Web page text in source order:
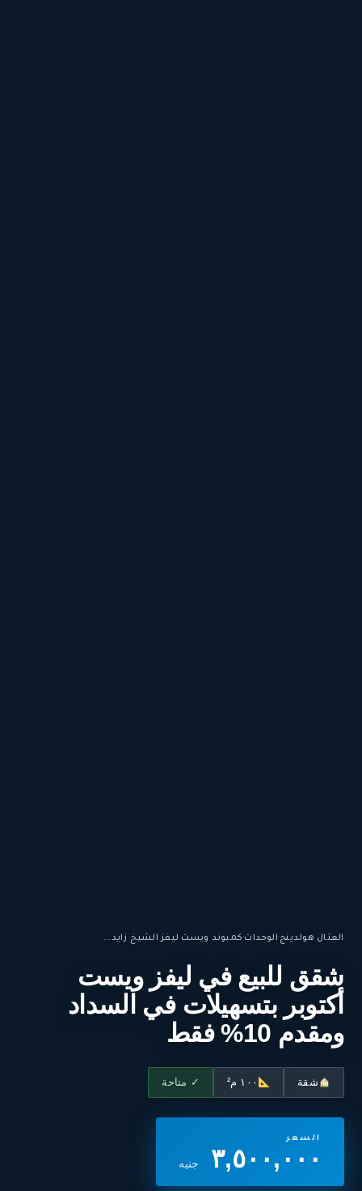
العتال هولدينج·الوحدات·كمبوند ويست ليفز الشيخ زايد...
شقق للبيع في ليفز ويست
أكتوبر بتسهيلات في السداد
ومقدم 10% فقط
شقة ١٠٠ م² ✓ متاحة
السعر
٣,٥٠٠,٠٠٠ جنيه